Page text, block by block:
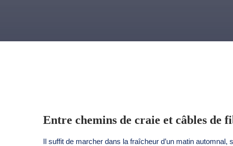
Entre chemins de craie et câbles de
Il suffit de marcher dans la fraîcheur d’un matin